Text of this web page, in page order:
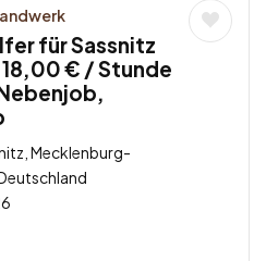
für Sassnitz
€ / Stunde
Mecklenburg-